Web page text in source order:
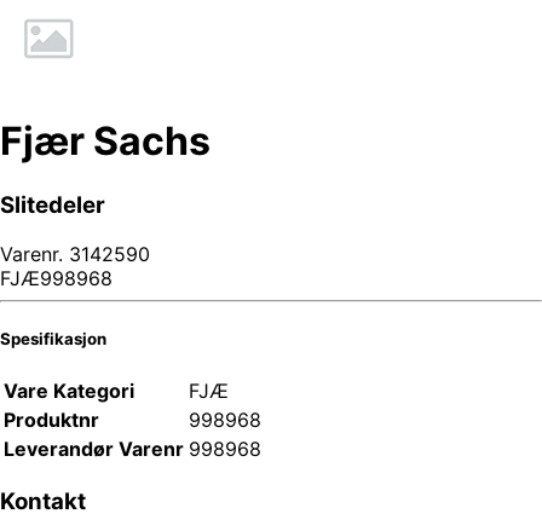
Fjær Sachs
Slitedeler
Varenr. 3142590
FJÆ998968
Spesifikasjon
Vare Kategori
FJÆ
Produktnr
998968
Leverandør Varenr 998968
Kontakt